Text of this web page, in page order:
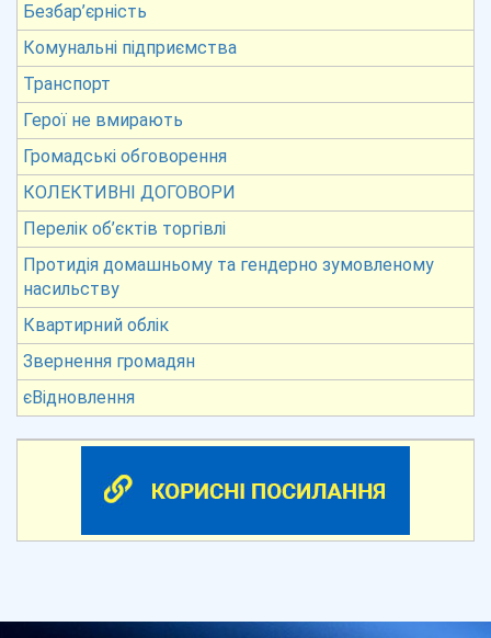
Безбар’єрність
Комунальні підприємства
Транспорт
Герої не вмирають
Громадські обговорення
КОЛЕКТИВНІ ДОГОВОРИ
Перелік об’єктів торгівлі
Протидія домашньому та гендерно зумовленому
насильству
Квартирний облік
Звернення громадян
єВідновлення